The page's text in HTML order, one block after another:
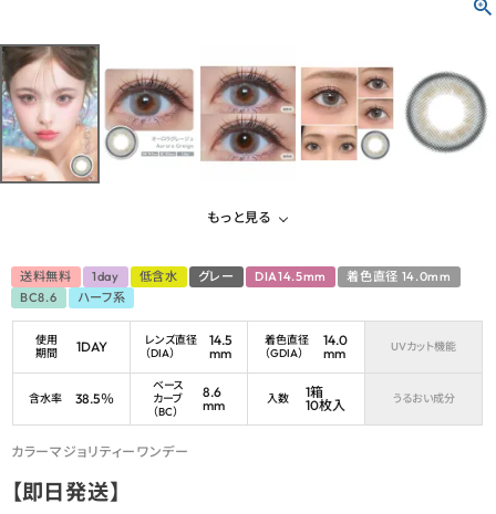
もっと見る
送料無料 1day 低含水 グレー DIA14.5mm
着色直径 14.0mm
BC8.6
ハーフ系
使用
期間
1DAY
レンズ直径
（DIA）
14.5
mm
着色直径
（GDIA）
14.0
mm
UVカット機能
含水率 38.5％
ベース
カーブ
（BC）
8.6
mm
入数
1箱
10枚入
うるおい成分
カラーマジョリティーワンデー
【即日発送】